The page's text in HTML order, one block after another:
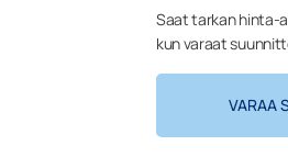
Saat tarkan hinta-
kun varaat
VARAA